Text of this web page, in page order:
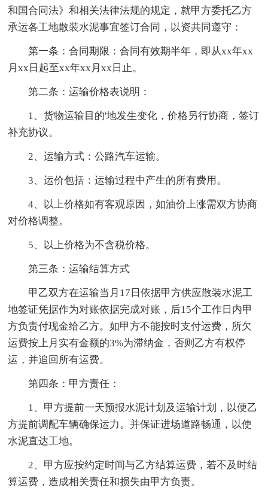
和国合同法》和相关法律法规的规定，就甲方委托乙方
承运各工地散装水泥事宜签订合同，以资共同遵守：
第一条：合同期限：合同有效期半年，即从xx年xx
月xx日起至xx年xx月xx日止。
第二条：运输价格表说明：
1、货物运输目的'地发生变化，价格另行协商，签订
补充协议。
2、运输方式：公路汽车运输。
3、运价包括：运输过程中产生的所有费用。
4、以上价格如有客观原因，如油价上涨需双方协商
对价格调整。
5、以上价格为不含税价格。
第三条：运输结算方式
甲乙双方在运输当月17日依据甲方供应散装水泥工
地签证凭据作为对账依据完成对账，后15个工作日内甲
方负责付现金给乙方。如甲方不能按时支付运费，所欠
运费按上月实有金额的3%为滞纳金，否则乙方有权停
运，并追回所有运费。
第四条：甲方责任：
1、甲方提前一天预报水泥计划及运输计划，以便乙
方提前调配车辆确保运力。并保证进场道路畅通，以使
水泥直达工地。
2、甲方应按约定时间与乙方结算运费，若不及时结
算运费，造成相关责任和损失由甲方负责。